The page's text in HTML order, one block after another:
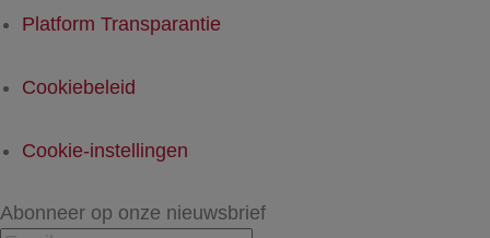
Platform Transparantie
Cookiebeleid
Cookie-instellingen
Abonneer op onze nieuwsbrief